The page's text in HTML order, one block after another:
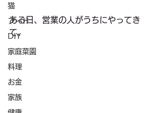
猫
フード
DIY
家庭菜園
料理
お金
家族
ある日、営業の人がうちにやってき
て、